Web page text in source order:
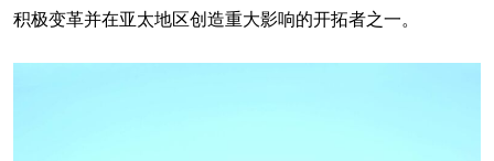
积极变革并在亚太地区创造重大影响的开拓者之一。